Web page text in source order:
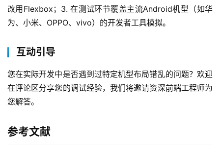
改用Flexbox；3. 在测试环节覆盖主流Android机型（如华
为、小米、OPPO、vivo）的开发者工具模拟。
互动引导
您在实际开发中是否遇到过特定机型布局错乱的问题？欢迎
在评论区分享您的调试经验，我们将邀请资深前端工程师为
您解答。
参考文献